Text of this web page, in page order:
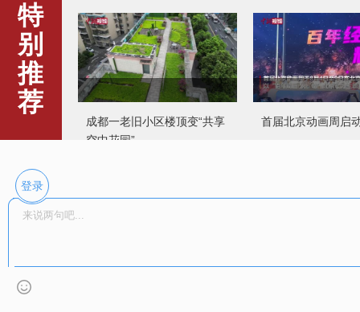
特
别
推
荐
成都一老旧小区楼顶变“共享
空中花园”
首届北京动画周启
登录